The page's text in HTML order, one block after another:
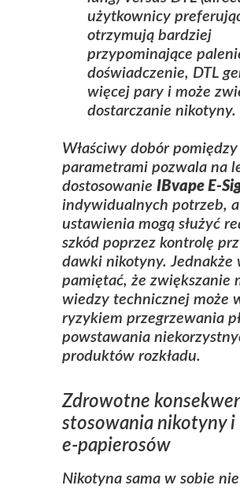
użytkownicy
otrzymują bardziej
przypominające
doświadczenie, DTL
więcej pary i może
dostarczanie nikotyny.
Właściwy dobór
parametrami pozwala na
dostosowanie IBvape E-
indywidualnych potrzeb,
ustawienia mogą służyć
szkód poprzez kontrolę
dawki nikotyny. Jednakże
pamiętać, że zwiększanie
wiedzy technicznej może
ryzykiem przegrzewania
powstawania
produktów rozkładu.
Zdrowotne
stosowania nikotyny i
e‑papierosów
Nikotyna sama w sobie